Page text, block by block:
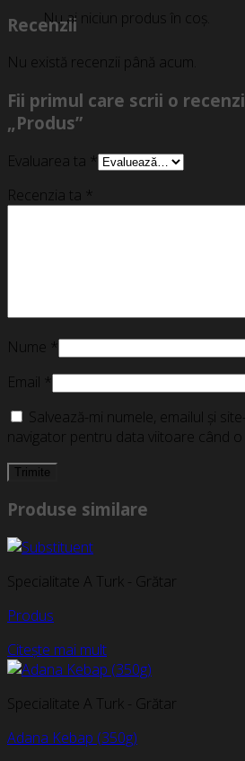
Nu ai niciun produs în coș.
Recenzii
Nu există recenzii până acum.
Fii primul care scrii o
„Produs”
Evaluarea ta *
Recenzia ta *
Nume *
Email *
Salvează-mi numele, emailul și
navigator pentru data viitoare când o
Produse similare
Specialitate A Turk - Grătar
Produs
Citește mai mult
Specialitate A Turk - Grătar
Adana Kebap (350g)